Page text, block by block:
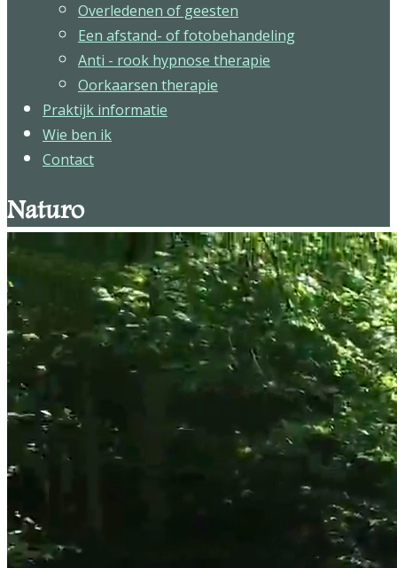
Overledenen of geesten
Een afstand- of fotobehandeling
Anti - rook hypnose therapie
Oorkaarsen therapie
Praktijk informatie
Wie ben ik
Contact
Naturo